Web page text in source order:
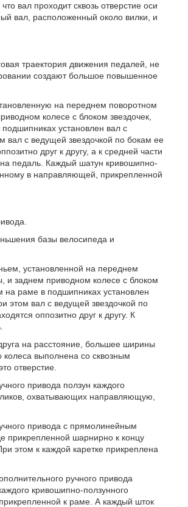
вал проходит сквозь отверстие оси
вал, расположенный около вилки, и
траектория движения педалей, не
создают большое повышенное
на переднем поворотном
колесе с блоком звездочек,
установлен вал с
вал с ведущей звездочкой по бокам ее
друг к другу, а к средней части
педаль. Каждый шатун кривошипно-
в направляющей, прикрепленной
базы велосипеда и
установленной на переднем
и заднем приводном колесе с блоком
на раме в подшипниках установлен
этом вал с ведущей звездочкой по
оппозитно друг к другу. К
на расстояние, большее ширины
колеса выполнена со сквозным
отверстие.
привода ползун каждого
охватывающих направляющую,
привода с прямолинейным
прикрепленной шарнирно к концу
этом к каждой каретке прикреплена
ручного привода
кривошипно-ползунного
к раме. А каждый шток